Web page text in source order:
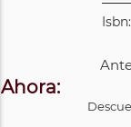
Ahora: